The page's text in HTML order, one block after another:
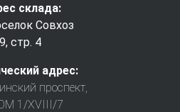
склада:
Совхоз
стр. 4
адрес:
проспект,
1/XVIII/7